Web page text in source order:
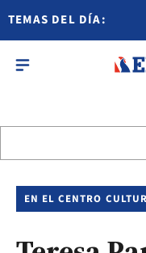
TEMAS DEL DÍA:
EN EL CENTRO